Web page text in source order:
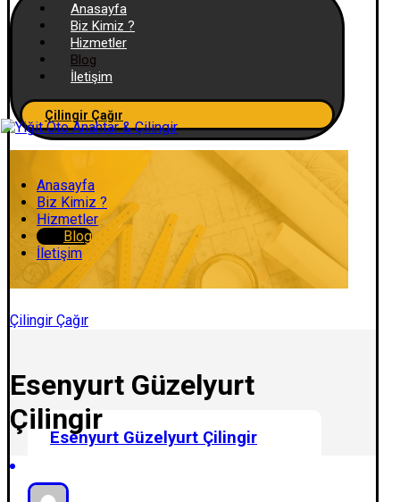
Anasayfa
Biz Kimiz ?
Hizmetler
Blog
İletişim
Çilingir Çağır
Anasayfa
Biz Kimiz ?
Hizmetler
Blog
İletişim
Çilingir Çağır
Esenyurt Güzelyurt
Çilingir
Esenyurt Güzelyurt Çilingir